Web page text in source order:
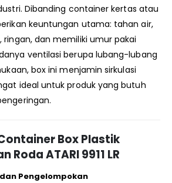
Dibanding container kertas atau
keuntungan utama: tahan air,
ringan, dan memiliki umur pakai
ventilasi berupa lubang-lubang
box ini menjamin sirkulasi
ideal untuk produk yang butuh
Box Plastik
Roda ATARI 9911 LR
Pengelompokan